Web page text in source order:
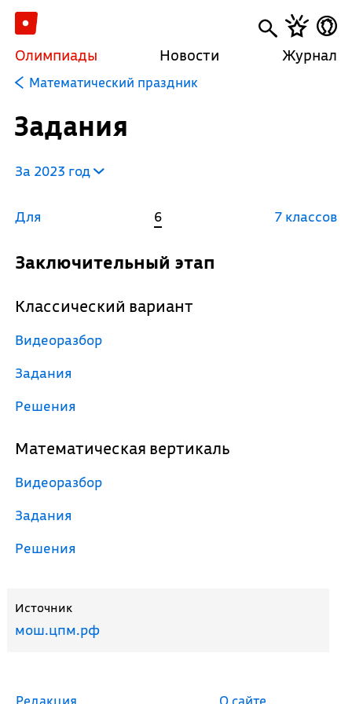
Олимпиады Новости Журнал
Математический праздник
Задания
За 2023 год
Для 6 7 классов
Заключительный этап
Классический вариант
Видеоразбор
Задания
Решения
Математическая вертикаль
Видеоразбор
Задания
Решения
Источник
мош.цпм.рф
Редакция О сайте